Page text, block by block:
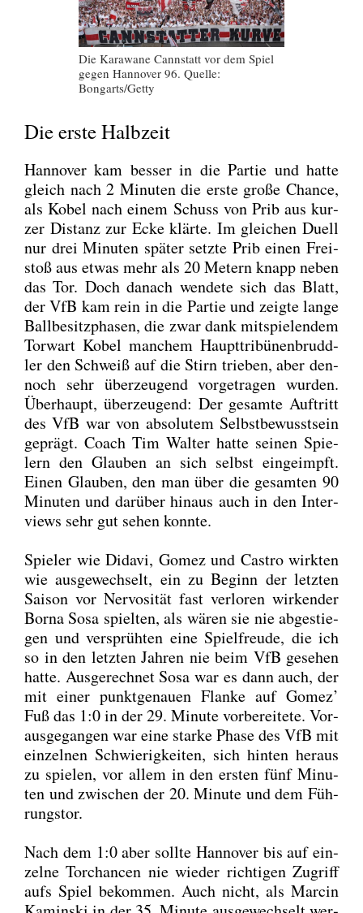
Die Kara­wa­ne Cannstatt vor dem Spiel
gegen Han­no­ver 96. Quel­le:
Bongarts/Getty
Die erste Halbzeit
Han­no­ver kam bes­ser in die Par­tie und hat­te
gleich nach 2 Minu­ten die ers­te gro­ße Chan­ce,
als Kobel nach einem Schuss von Prib aus kur­
zer Distanz zur Ecke klär­te. Im glei­chen Duell
nur drei Minu­ten spä­ter setz­te Prib einen Frei­
stoß aus etwas mehr als 20 Metern knapp neben
das Tor. Doch danach wen­de­te sich das Blatt,
der VfB kam rein in die Par­tie und zeig­te lan­ge
Ball­be­sitz­pha­sen, die zwar dank mit­spie­len­dem
Tor­wart Kobel man­chem Haupt­tri­bü­nen­brudd­
ler den Schweiß auf die Stirn trie­ben, aber den­
noch sehr über­zeu­gend vor­ge­tra­gen wur­den.
Über­haupt, über­zeu­gend: Der gesam­te Auf­tritt
des VfB war von abso­lu­tem Selbst­be­wusst­sein
geprägt. Coach Tim Wal­ter hat­te sei­nen Spie­
lern den Glau­ben an sich selbst ein­ge­impft.
Einen Glau­ben, den man über die gesam­ten 90
Minu­ten und dar­über hin­aus auch in den Inter­
views sehr gut sehen konn­te.
Spie­ler wie Dida­vi, Gomez und Cas­tro wirk­ten
wie aus­ge­wech­selt, ein zu Beginn der letz­ten
Sai­son vor Ner­vo­si­tät fast ver­lo­ren wir­ken­der
Bor­na Sosa spiel­ten, als wären sie nie abge­stie­
gen und ver­sprüh­ten eine Spiel­freu­de, die ich
so in den letz­ten Jah­ren nie beim VfB gese­hen
hat­te. Aus­ge­rech­net Sosa war es dann auch, der
mit einer punkt­ge­nau­en Flan­ke auf Gomez’
Fuß das 1:0 in der 29. Minu­te vor­be­rei­te­te. Vor­
aus­ge­gan­gen war eine star­ke Pha­se des VfB mit
ein­zel­nen Schwie­rig­kei­ten, sich hin­ten her­aus
zu spie­len, vor allem in den ers­ten fünf Minu­
ten und zwi­schen der 20. Minu­te und dem Füh­
rungs­tor.
Nach dem 1:0 aber soll­te Han­no­ver bis auf ein­
zel­ne Tor­chan­cen nie wie­der rich­ti­gen Zugriff
aufs Spiel bekom­men. Auch nicht, als Mar­cin